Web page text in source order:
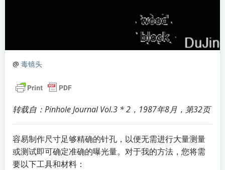
@ 毒镜头
转载自：Pinhole Journal Vol.3 * 2，1987年8月，第32页
容易制作尺寸足够精确的针孔，以便无需进行大量测量
或测试即可确定准确的曝光量。对于我的方法，您将需
要以下工具和材料：